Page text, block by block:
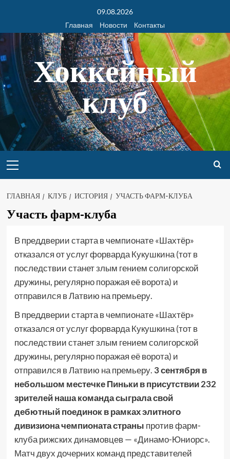
09.08.2026
Главная
Новости Контакты
Хоккейный
клуб
ГЛАВНАЯ КЛУБ ИСТОРИЯ УЧАСТЬ ФАРМ-КЛУБА
Участь фарм-клуба
В преддверии старта в чемпионате «Шахтёр»
отказался от услуг форварда Кукушкина (тот в
последствии станет злым гением солигорской
дружины, регулярно поражая её ворота) и
отправился в Латвию на премьеру.
В преддверии старта в чемпионате «Шахтёр»
отказался от услуг форварда Кукушкина (тот в
последствии станет злым гением солигорской
дружины, регулярно поражая её ворота) и
отправился в Латвию на премьеру. 3 сентября в
небольшом местечке Пиньки в присутствии 232
зрителей наша команда сыграла свой
дебютный поединок в рамках элитного
дивизиона чемпионата страны против фарм-
клуба рижских динамовцев — «Динамо-Юниорс».
Матч двух дочерних команд представителей